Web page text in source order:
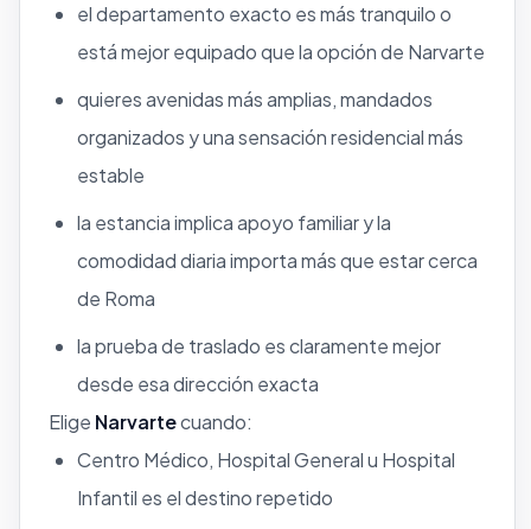
el departamento exacto es más tranquilo o
está mejor equipado que la opción de Narvarte
quieres avenidas más amplias, mandados
organizados y una sensación residencial más
estable
la estancia implica apoyo familiar y la
comodidad diaria importa más que estar cerca
de Roma
la prueba de traslado es claramente mejor
desde esa dirección exacta
Elige Narvartecuando:
Centro Médico, Hospital General u Hospital
Infantil es el destino repetido